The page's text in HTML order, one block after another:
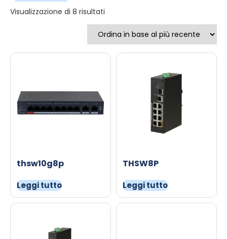
Visualizzazione di 8 risultati
thsw10g8p
Leggi tutto
THSW8P
Leggi tutto